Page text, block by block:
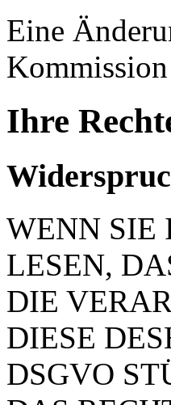
Eine
Ihre
WENN SIE
LESEN,
DIE
DIESE
DSGVO